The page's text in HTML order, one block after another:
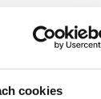
cookies
metalizowany